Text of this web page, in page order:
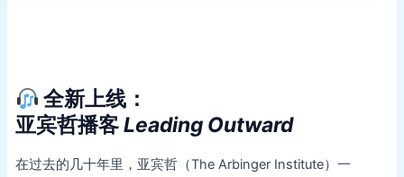
全新上线：
亚宾哲播客Leading Outward
在过去的几十年里，亚宾哲（The Arbinger Institute）一